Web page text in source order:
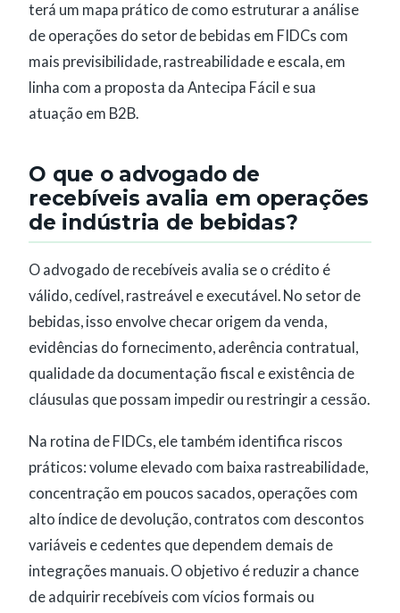
terá um mapa prático de como estruturar a análise
de operações do setor de bebidas em FIDCs com
mais previsibilidade, rastreabilidade e escala, em
linha com a proposta da Antecipa Fácil e sua
atuação em B2B.
O que o advogado de
recebíveis avalia em operações
de indústria de bebidas?
O advogado de recebíveis avalia se o crédito é
válido, cedível, rastreável e executável. No setor de
bebidas, isso envolve checar origem da venda,
evidências do fornecimento, aderência contratual,
qualidade da documentação fiscal e existência de
cláusulas que possam impedir ou restringir a cessão.
Na rotina de FIDCs, ele também identifica riscos
práticos: volume elevado com baixa rastreabilidade,
concentração em poucos sacados, operações com
alto índice de devolução, contratos com descontos
variáveis e cedentes que dependem demais de
integrações manuais. O objetivo é reduzir a chance
de adquirir recebíveis com vícios formais ou